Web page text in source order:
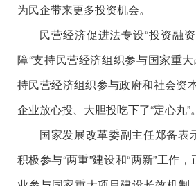
为民企带来更多投资机会。
民营经济促进法专设“投资融
障“支持民营经济组织参与国家重大
持民营经济组织参与政府和社会资
企业放心投、大胆投吃下了“定心丸”。
国家发展改革委副主任郑备表
积极参与“两重”建设和“两新”工作